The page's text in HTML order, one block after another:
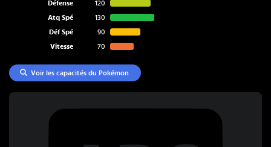
Défense
120
Atq Spé
130
Déf Spé
90
Vitesse
70
Voir les capacités du Pokémon